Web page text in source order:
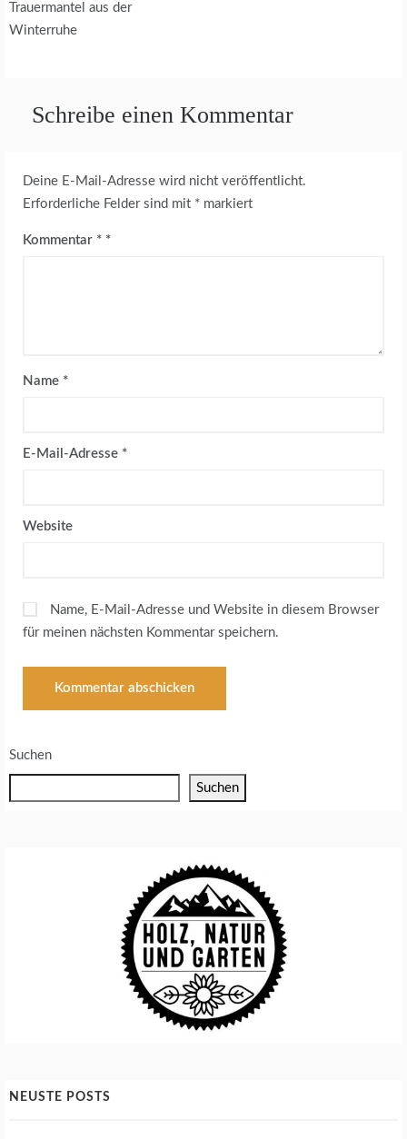
Trauermantel aus der
Winterruhe
Schreibe einen Kommentar
Deine E-Mail-Adresse wird nicht veröffentlicht.
Erforderliche Felder sind mit * markiert
Kommentar *
Name *
E-Mail-Adresse *
Website
Name, E-Mail-Adresse und Website in diesem Browser
für meinen nächsten Kommentar speichern.
Suchen
Suchen
NEUSTE POSTS